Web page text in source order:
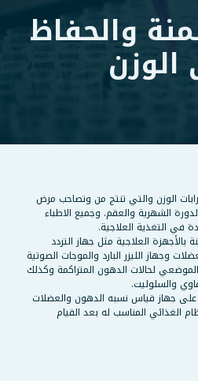
والحفاظ
الوزن والتي تنتج من وتصاحب مرض
الشهرية والعقم. وجميع الاطباء
في التغذية العلاجية.
العلاجية مثل جهاز التردد
وجهاز الليزر البارد والموجات الصوتية
الموضعي لحالات الدهون المتراكمة وكذلك
والسلوليت.
على جهاز قياس نسبه الدهون والعضلات
الغذائي المناسب له بعد القيام